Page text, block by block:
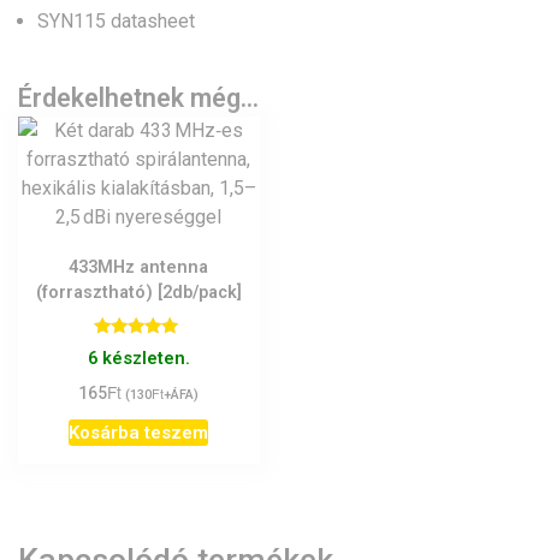
SYN115 datasheet
Érdekelhetnek még…
433MHz antenna
(forrasztható) [2db/pack]
Értékelés:
5.00
6 készleten.
165Ft (130Ft+ÁFA)
Kosárba teszem